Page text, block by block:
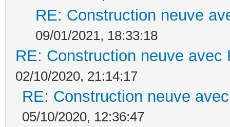
RE: Construction neuve
09/01/2021, 18:33:18
RE: Construction neuve avec
02/10/2020, 21:14:17
RE: Construction neuve
05/10/2020, 12:36:47